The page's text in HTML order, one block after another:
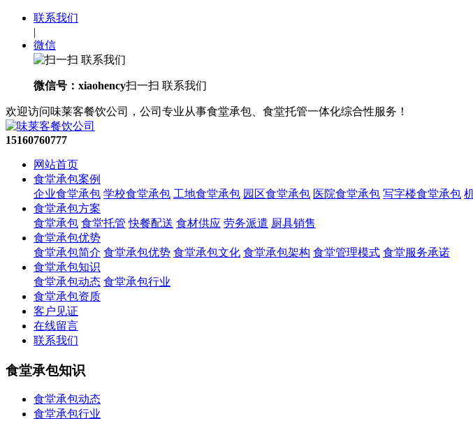
联系我们
|
微信
微信号：xiaohency扫一扫 联系我们
欢迎访问味莱客餐饮公司，公司专业从事食堂承包、食堂托管一体化综合性服务！
15160760777
网站首页
食堂承包案例
企业食堂承包 学校食堂承包 工地食堂承包 园区食堂承包 医院食堂承包 写字楼食堂承包
食堂承包方案
食堂承包 食堂托管 快餐配送 食材供应 劳务派遣 厨具销售
食堂承包优势
食堂承包简介 食堂承包优势 食堂承包文化 食堂承包架构 食堂管理模式 食堂服务承诺
食堂承包知识
食堂承包动态 食堂承包行业
食堂承包资质
客户见证
在线留言
联系我们
食堂承包知识
食堂承包动态
食堂承包行业